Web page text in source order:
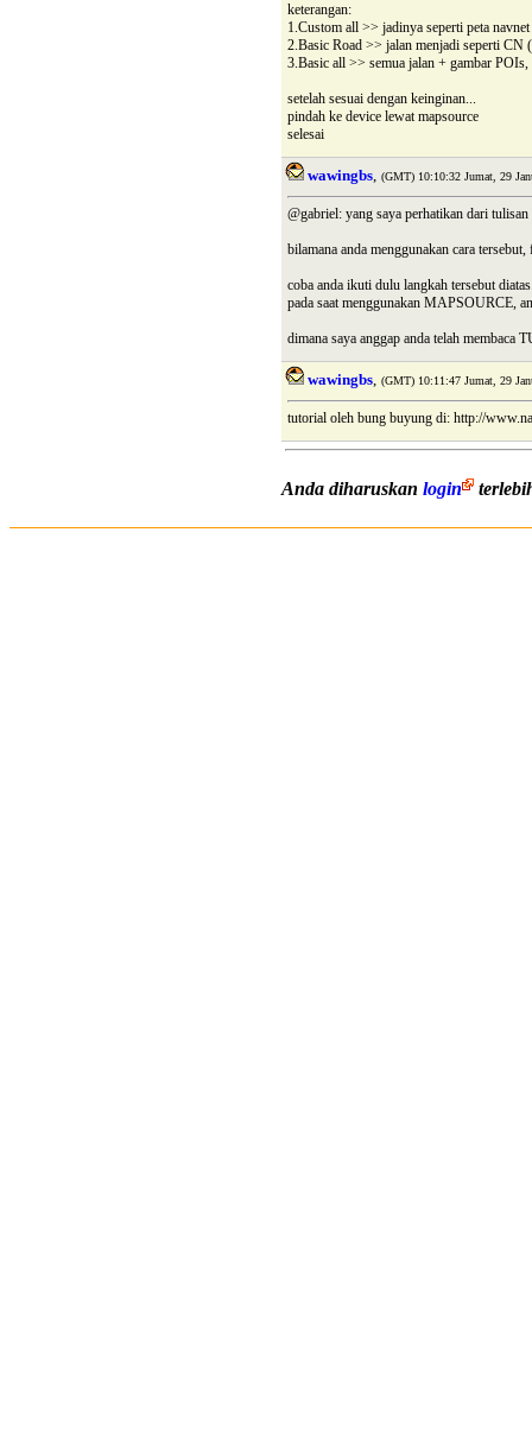
keterangan:
1.Custom all >> jadinya seperti peta
2.Basic Road >> jalan menjadi seperti CN
3.Basic all >> semua jalan + gambar
setelah sesuai dengan keinginan...
pindah ke device lewat mapsource
selesai
wawingbs, (GMT) 10:10:32 Jumat, 29
@gabriel: yang saya perhatikan dari
bilamana anda menggunakan cara
coba anda ikuti dulu langkah tersebut
pada saat menggunakan MAPSOURCE,
dimana saya anggap anda telah membaca
wawingbs, (GMT) 10:11:47 Jumat, 29
tutorial oleh bung buyung di: http://
Anda diharuskan login